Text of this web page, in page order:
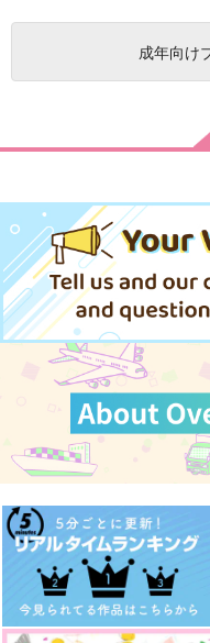
成年向け